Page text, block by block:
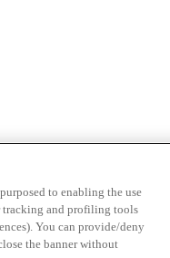
Policy-Impostazione
to enabling the use
tracking and profiling tools
You can provide/deny
the banner without